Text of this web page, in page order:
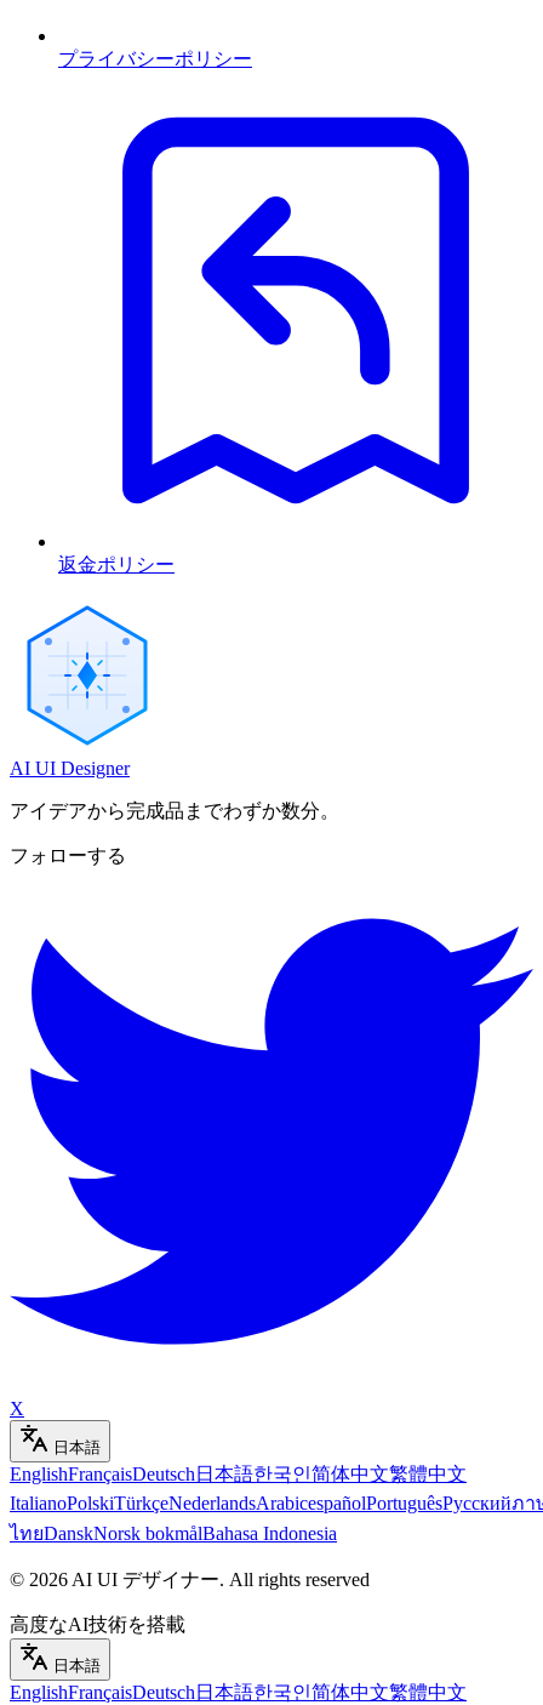
プライバシーポリシー
返金ポリシー
AI UI Designer
アイデアから完成品までわずか数分。
フォローする
X
日本語
EnglishFrançaisDeutsch 日本語한국인简体中文繁體中文
ItalianoPolskiTürkçeNederlandsArabicespañolPortuguêsРусскийภา
ไทยDanskNorsk bokmålBahasa Indonesia
© 2026 AI UI デザイナー. All rights reserved
高度なAI技術を搭載
日本語
EnglishFrançaisDeutsch 日本語한국인简体中文繁體中文